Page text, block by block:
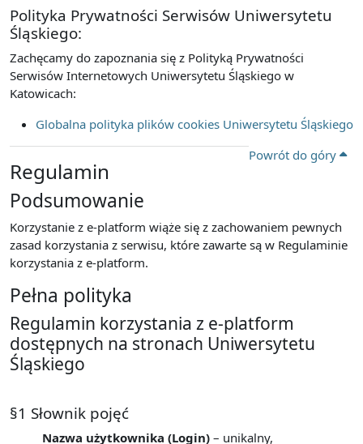
Polityka Prywatności Serwisów Uniwersytetu
Śląskiego:
Zachęcamy do zapoznania się z Polityką Prywatności
Serwisów Internetowych Uniwersytetu Śląskiego w
Katowicach:
Globalna polityka plików cookies Uniwersytetu Śląskiego
Powrót do góry
Regulamin
Podsumowanie
Korzystanie z e-platform wiąże się z zachowaniem pewnych
zasad korzystania z serwisu, które zawarte są w Regulaminie
korzystania z e-platform.
Pełna polityka
Regulamin korzystania z e-platform
dostępnych na stronach Uniwersytetu
Śląskiego
§1 Słownik pojęć
Nazwa użytkownika (Login) – unikalny,